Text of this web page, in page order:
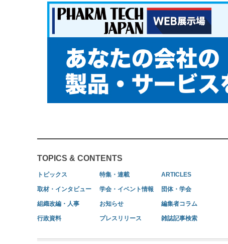
TOPICS & CONTENTS
トピックス 特集・連載 ARTICLES
取材・インタビュー 学会・イベント情報 団体・学会
組織改編・人事 お知らせ 編集者コラム
行政資料 プレスリリース 雑誌記事検索